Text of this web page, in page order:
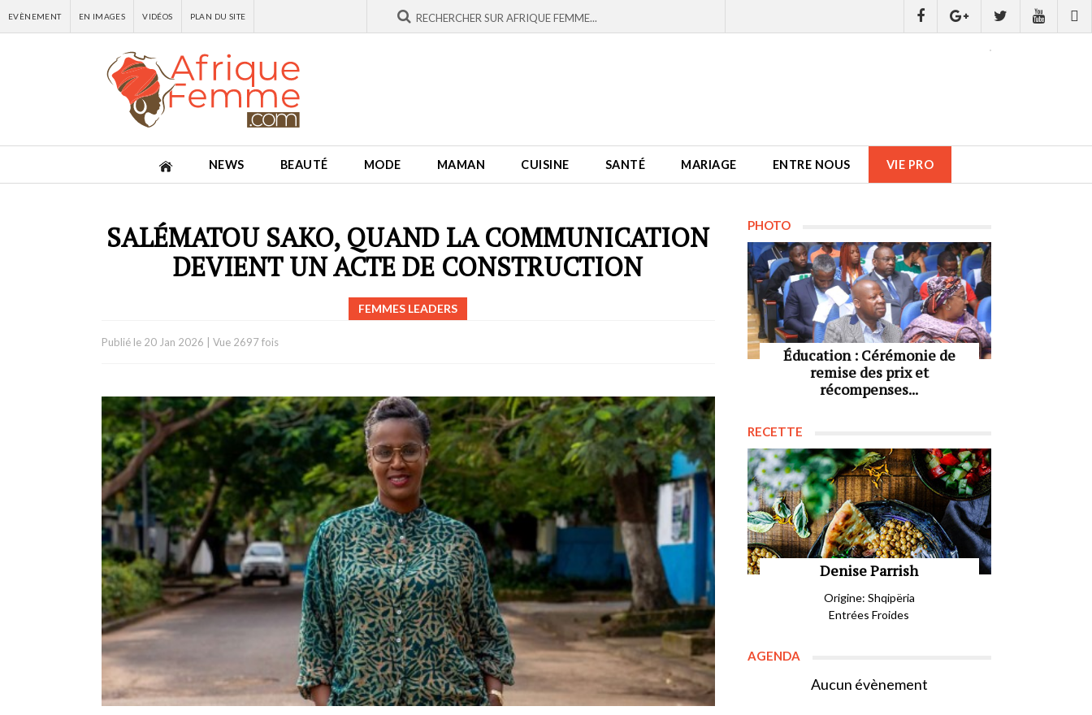
EVÈNEMENT EN IMAGES VIDÉOS PLAN DU SITE
NEWS BEAUTÉ MODE MAMAN CUISINE SANTÉ MARIAGE ENTRE NOUS VIE PRO
SALÉMATOU SAKO, QUAND LA COMMUNICATION
DEVIENT UN ACTE DE CONSTRUCTION
FEMMES LEADERS
Publié le 20 Jan 2026 Vue 2697 fois
PHOTO
Éducation : Cérémonie de
remise des prix et
récompenses...
RECETTE
Denise Parrish
Origine: Shqipëria
Entrées Froides
AGENDA
Aucun évènement